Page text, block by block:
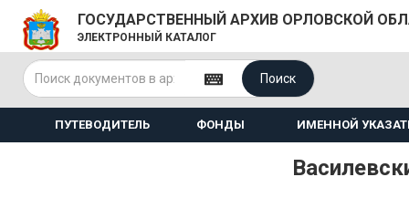
ГОСУДАРСТВЕННЫЙ АРХИВ ОРЛОВСКОЙ
ЭЛЕКТРОННЫЙ КАТАЛОГ
Поиск
ПУТЕВОДИТЕЛЬ ФОНДЫ ИМЕННОЙ